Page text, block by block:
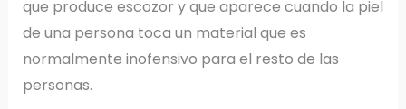
que produce escozor y que aparece cuando la piel
de una persona toca un material que es
normalmente inofensivo para el resto de las
personas.